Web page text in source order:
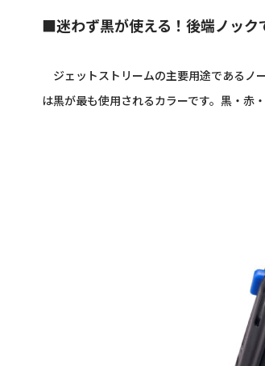
■迷わず黒が使える！後端ノック
ジェットストリームの主要用途であるノ
は黒が最も使用されるカラーです。黒・赤